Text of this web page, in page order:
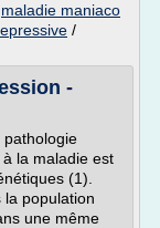
maladie maniaco
/
-
pathologie
la maladie est
(1).
population
une même